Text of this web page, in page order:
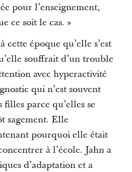
pour l’enseignement,
ce soit le cas. »
cette époque qu’elle s’est
souffrait d’un trouble
avec hyperactivité
qui n’est souvent
filles parce qu’elles se
sagement. Elle
pourquoi elle était
à l’école. Jahn a
d’adaptation et a